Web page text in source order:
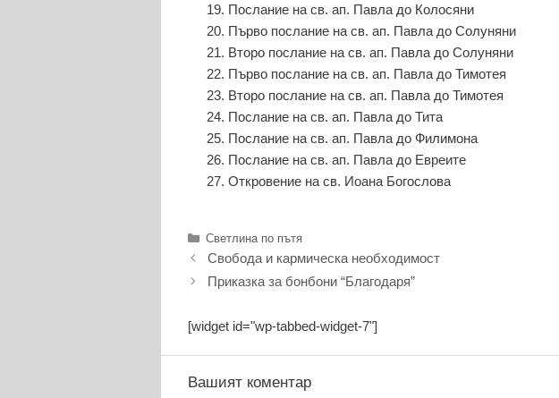
Послание на св. ап. Павла до Колосяни
Първо послание на св. ап. Павла до Солуняни
Второ послание на св. ап. Павла до Солуняни
Първо послание на св. ап. Павла до Тимотея
Второ послание на св. ап. Павла до Тимотея
Послание на св. ап. Павла до Тита
Послание на св. ап. Павла до Филимона
Послание на св. ап. Павла до Евреите
Откровение на св. Иоана Богослова
Категории
Светлина по пътя
Свобода и кармическа необходимост
Приказка за бонбони “Благодаря”
[widget id="wp-tabbed-widget-7"]
Вашият коментар